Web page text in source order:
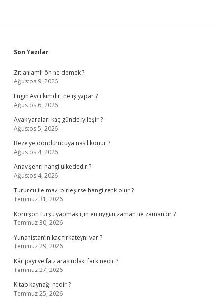
Sidebar
Son Yazılar
Zıt anlamlı ön ne demek ?
Ağustos 9, 2026
Engin Avcı kimdir, ne iş yapar ?
Ağustos 6, 2026
Ayak yaraları kaç günde iyileşir ?
Ağustos 5, 2026
Bezelye dondurucuya nasıl konur ?
Ağustos 4, 2026
Anav şehri hangi ülkededir ?
Ağustos 4, 2026
Turuncu ile mavi birleşirse hangi renk olur ?
Temmuz 31, 2026
Kornişon turşu yapmak için en uygun zaman ne zamandır ?
Temmuz 30, 2026
Yunanistan’ın kaç fırkateyni var ?
Temmuz 29, 2026
Kâr payı ve faiz arasındaki fark nedir ?
Temmuz 27, 2026
Kitap kaynağı nedir ?
Temmuz 25, 2026